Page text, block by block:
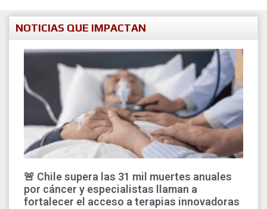
NOTICIAS QUE IMPACTAN
🚨 Chile supera las 31 mil muertes anuales
por cáncer y especialistas llaman a
fortalecer el acceso a terapias innovadoras